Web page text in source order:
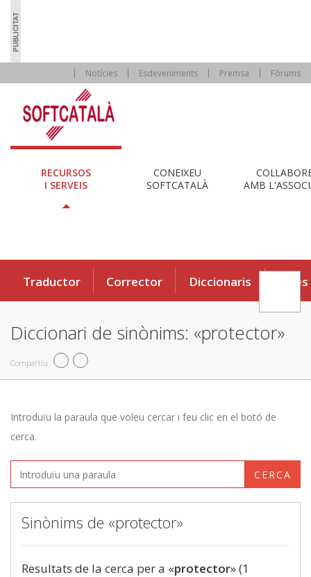
Notícies Esdeveniments Premsa Fòrums
RECURSOS
I SERVEIS
CONEIXEU
SOFTCATALÀ
AMB
Traductor Corrector Diccionaris Eines
Diccionari de sinònims: «protector»
Compartiu
Introduïu la paraula que voleu cercar i feu clic en el botó de
cerca.
CERCA
Sinònims de «protector»
Resultats de la cerca per a «protector» (1